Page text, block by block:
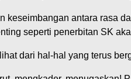
keseimbangan antara rasa
seperti penerbitan SK
dari hal-hal yang terus